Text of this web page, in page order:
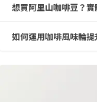
想買阿里山咖啡豆？
如何運用咖啡風味輪